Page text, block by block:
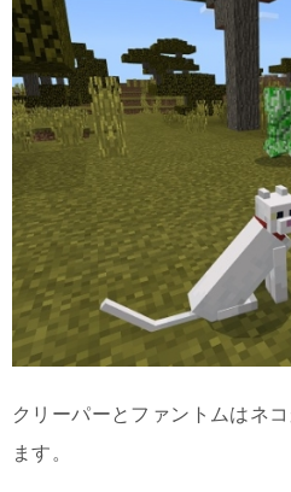
クリーパーとファントムはネ
ます。